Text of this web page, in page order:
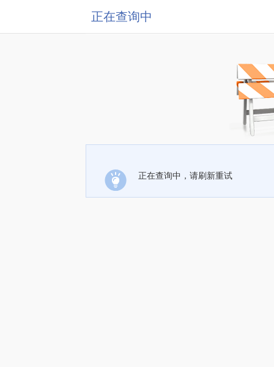
正在查询中
正在查询中，请刷新重试